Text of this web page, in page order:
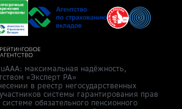
максимальная надёжность,
«Эксперт РА»
в реестр негосударственных
системы гарантирования прав
обязательного пенсионного